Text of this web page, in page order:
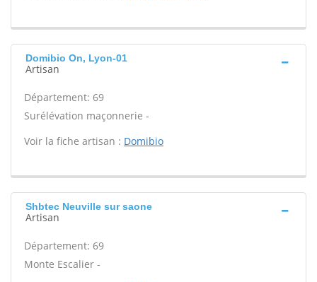
Domibio On, Lyon-01
Artisan
Département: 69
Surélévation maçonnerie -
Voir la fiche artisan : Domibio
Shbtec Neuville sur saone
Artisan
Département: 69
Monte Escalier -